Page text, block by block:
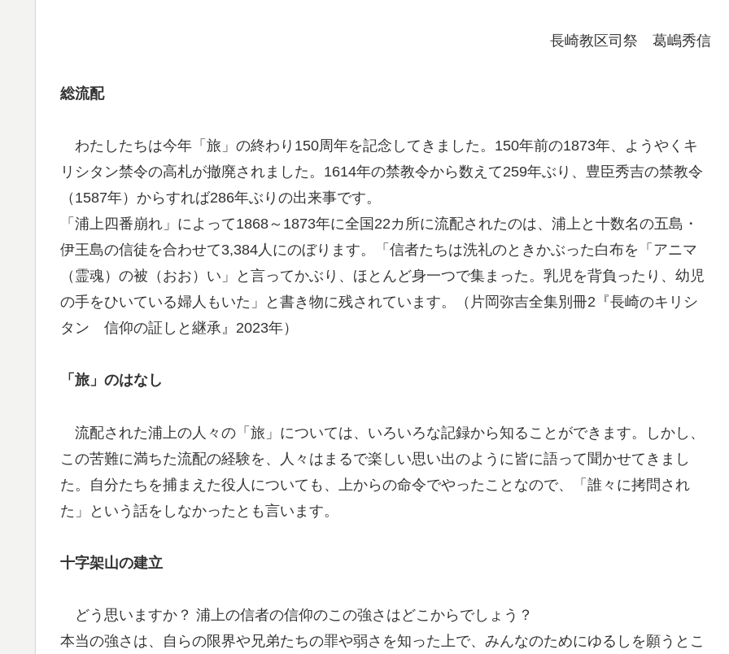
長崎教区司祭 葛嶋秀信
総流配
わたしたちは今年「旅」の終わり150周年を記念してきました。150年前の1873年、ようやくキ
リシタン禁令の高札が撤廃されました。1614年の禁教令から数えて259年ぶり、豊臣秀吉の禁教令
（1587年）からすれば286年ぶりの出来事です。
「浦上四番崩れ」によって1868～1873年に全国22カ所に流配されたのは、浦上と十数名の五島・
伊王島の信徒を合わせて3,384人にのぼります。「信者たちは洗礼のときかぶった白布を「アニマ
（霊魂）の被（おお）い」と言ってかぶり、ほとんど身一つで集まった。乳児を背負ったり、幼児
の手をひいている婦人もいた」と書き物に残されています。（片岡弥吉全集別冊2『長崎のキリシ
タン 信仰の証しと継承』2023年）
「旅」のはなし
流配された浦上の人々の「旅」については、いろいろな記録から知ることができます。しかし、
この苦難に満ちた流配の経験を、人々はまるで楽しい思い出のように皆に語って聞かせてきまし
た。自分たちを捕まえた役人についても、上からの命令でやったことなので、「誰々に拷問され
た」という話をしなかったとも言います。
十字架山の建立
どう思いますか？ 浦上の信者の信仰のこの強さはどこからでしょう？
本当の強さは、自らの限界や兄弟たちの罪や弱さを知った上で、みんなのためにゆるしを願うとこ